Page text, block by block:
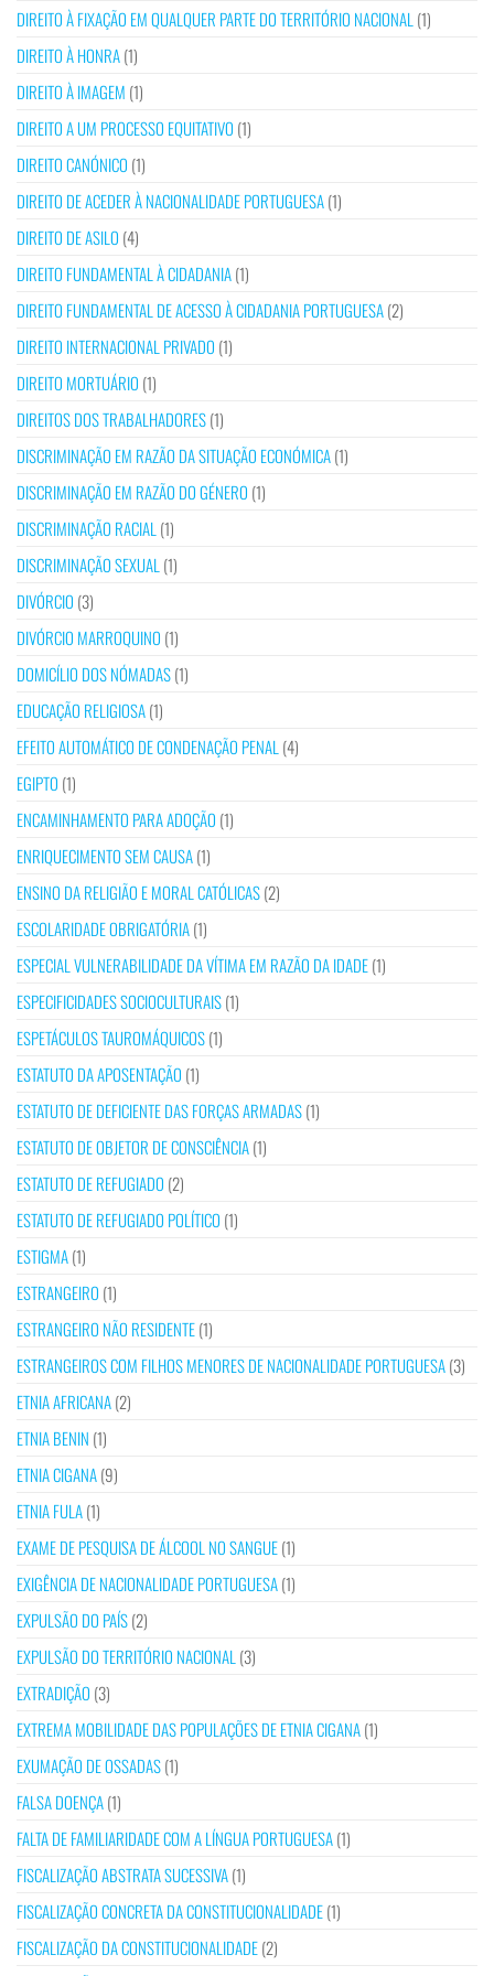
DIREITO À FIXAÇÃO EM QUALQUER PARTE DO TERRITÓRIO NACIONAL(1)
DIREITO À HONRA(1)
DIREITO À IMAGEM (1)
DIREITO A UM PROCESSO EQUITATIVO (1)
DIREITO CANÓNICO (1)
DIREITO DE ACEDER À NACIONALIDADE PORTUGUESA(1)
DIREITO DE ASILO (4)
DIREITO FUNDAMENTAL À CIDADANIA(1)
DIREITO FUNDAMENTAL DE ACESSO À CIDADANIA PORTUGUESA(2)
DIREITO INTERNACIONAL PRIVADO (1)
DIREITO MORTUÁRIO (1)
DIREITOS DOS TRABALHADORES(1)
DISCRIMINAÇÃO EM RAZÃO DA SITUAÇÃO ECONÓMICA(1)
DISCRIMINAÇÃO EM RAZÃO DO GÉNERO (1)
DISCRIMINAÇÃO RACIAL(1)
DISCRIMINAÇÃO SEXUAL(1)
DIVÓRCIO (3)
DIVÓRCIO MARROQUINO (1)
DOMICÍLIO DOS NÓMADAS(1)
EDUCAÇÃO RELIGIOSA(1)
EFEITO AUTOMÁTICO DE CONDENAÇÃO PENAL(4)
EGIPTO (1)
ENCAMINHAMENTO PARA ADOÇÃO (1)
ENRIQUECIMENTO SEM CAUSA(1)
ENSINO DA RELIGIÃO E MORAL CATÓLICAS(2)
ESCOLARIDADE OBRIGATÓRIA(1)
ESPECIAL VULNERABILIDADE DA VÍTIMA EM RAZÃO DA IDADE(1)
ESPECIFICIDADES SOCIOCULTURAIS(1)
ESPETÁCULOS TAUROMÁQUICOS(1)
ESTATUTO DA APOSENTAÇÃO (1)
ESTATUTO DE DEFICIENTE DAS FORÇAS ARMADAS(1)
ESTATUTO DE OBJETOR DE CONSCIÊNCIA(1)
ESTATUTO DE REFUGIADO (2)
ESTATUTO DE REFUGIADO POLÍTICO (1)
ESTIGMA(1)
ESTRANGEIRO (1)
ESTRANGEIRO NÃO RESIDENTE(1)
ESTRANGEIROS COM FILHOS MENORES DE NACIONALIDADE PORTUGUESA(3)
ETNIA AFRICANA(2)
ETNIA BENIN (1)
ETNIA CIGANA(9)
ETNIA FULA(1)
EXAME DE PESQUISA DE ÁLCOOL NO SANGUE(1)
EXIGÊNCIA DE NACIONALIDADE PORTUGUESA(1)
EXPULSÃO DO PAÍS(2)
EXPULSÃO DO TERRITÓRIO NACIONAL(3)
EXTRADIÇÃO (3)
EXTREMA MOBILIDADE DAS POPULAÇÕES DE ETNIA CIGANA(1)
EXUMAÇÃO DE OSSADAS(1)
FALSA DOENÇA(1)
FALTA DE FAMILIARIDADE COM A LÍNGUA PORTUGUESA(1)
FISCALIZAÇÃO ABSTRATA SUCESSIVA(1)
FISCALIZAÇÃO CONCRETA DA CONSTITUCIONALIDADE(1)
FISCALIZAÇÃO DA CONSTITUCIONALIDADE(2)